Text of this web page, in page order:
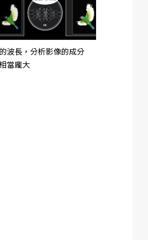
波長，分析影像的成分
當龐大